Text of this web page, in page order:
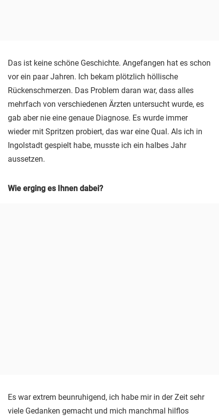
Das ist keine schöne Geschichte. Angefangen hat es schon
vor ein paar Jahren. Ich bekam plötzlich höllische
Rückenschmerzen. Das Problem daran war, dass alles
mehrfach von verschiedenen Ärzten untersucht wurde, es
gab aber nie eine genaue Diagnose. Es wurde immer
wieder mit Spritzen probiert, das war eine Qual. Als ich in
Ingolstadt gespielt habe, musste ich ein halbes Jahr
aussetzen.
Wie erging es Ihnen dabei?
Es war extrem beunruhigend, ich habe mir in der Zeit sehr
viele Gedanken gemacht und mich manchmal hilflos